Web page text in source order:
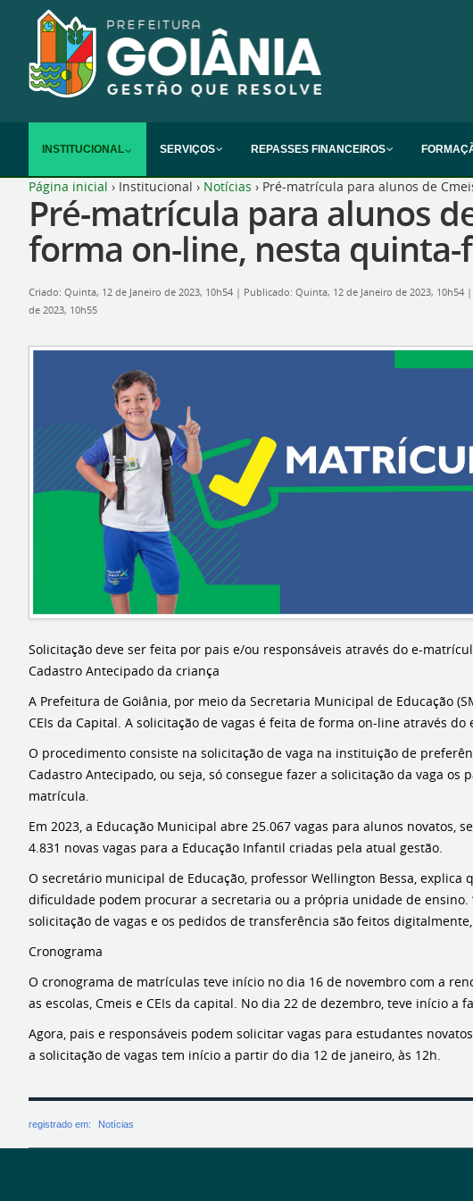
INSTITUCIONAL SERVIÇOS REPASSES FINANCEIROS
Página inicial › Institucional › Notícias › Pré-matrícula para alunos de
Pré-matrícula para alunos
forma on-line, nesta quinta-
Criado: Quinta, 12 de Janeiro de 2023, 10h54 | Publicado: Quinta, 12 de Janeiro de 2023, 10h54 |
de 2023, 10h55
Solicitação deve ser feita por pais e/ou responsáveis através do e-
Cadastro Antecipado da criança
A Prefeitura de Goiânia, por meio da Secretaria Municipal de Educação
CEIs da Capital. A solicitação de vagas é feita de forma on-line através
O procedimento consiste na solicitação de vaga na instituição de
Cadastro Antecipado, ou seja, só consegue fazer a solicitação da vaga
matrícula.
Em 2023, a Educação Municipal abre 25.067 vagas para alunos
4.831 novas vagas para a Educação Infantil criadas pela atual gestão.
O secretário municipal de Educação, professor Wellington Bessa,
dificuldade podem procurar a secretaria ou a própria unidade de
solicitação de vagas e os pedidos de transferência são feitos
Cronograma
O cronograma de matrículas teve início no dia 16 de novembro com a
as escolas, Cmeis e CEIs da capital. No dia 22 de dezembro, teve início
Agora, pais e responsáveis podem solicitar vagas para estudantes
a solicitação de vagas tem início a partir do dia 12 de janeiro, às 12h.
registrado em: Notícias